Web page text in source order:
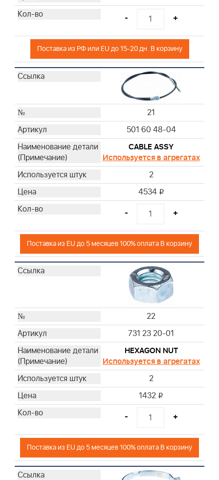
- +
Поставка из РФ или EU до 15-20 дн. В корзину
21
501 60 48-04
CABLE ASSY
Используется в агрегатах
2
4534 i
- +
Поставка из EU до 5 месяцев 100% оплата В корзину
22
731 23 20-01
HEXAGON NUT
Используется в агрегатах
2
1432 i
- +
Поставка из EU до 5 месяцев 100% оплата В корзину